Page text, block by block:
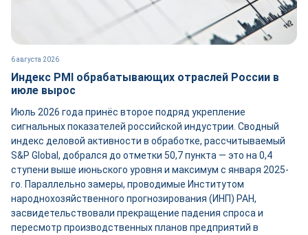
6 августа 2026
Индекс PMI обрабатывающих отраслей России в
июле вырос
Июль 2026 года принёс второе подряд укрепление
сигнальных показателей российской индустрии. Сводный
индекс деловой активности в обработке, рассчитываемый
S&P Global, добрался до отметки 50,7 пункта — это на 0,4
ступени выше июньского уровня и максимум с января 2025-
го. Параллельно замеры, проводимые Институтом
народнохозяйственного прогнозирования (ИНП) РАН,
засвидетельствовали прекращение падения спроса и
пересмотр производственных планов предприятий в